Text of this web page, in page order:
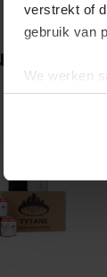
verstrekt of
gebruik van
We werken
die